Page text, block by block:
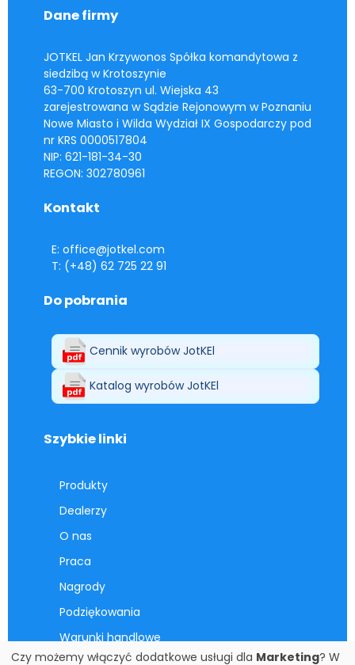
Dane firmy
JOTKEL Jan Krzywonos Spółka komandytowa z
siedzibą w Krotoszynie
63-700 Krotoszyn ul. Wiejska 43
zarejestrowana w Sądzie Rejonowym w Poznaniu
Nowe Miasto i Wilda Wydział IX Gospodarczy pod
nr KRS 0000517804
NIP: 621-181-34-30
REGON: 302780961
Kontakt
E: office@jotkel.com
T: (+48) 62 725 22 91
Do pobrania
Cennik wyrobów JotKEl
Katalog wyrobów JotKEl
Szybkie linki
Produkty
Dealerzy
O nas
Praca
Nagrody
Podziękowania
Warunki handlowe
Czy możemy włączyć dodatkowe usługi dla Marketing? W